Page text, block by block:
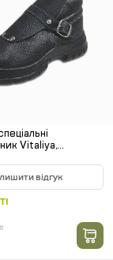
Vitaliya,
відгук